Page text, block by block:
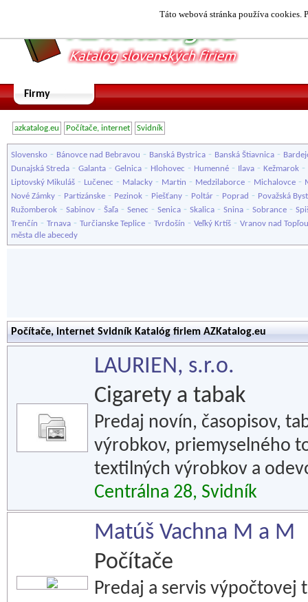
Táto webová stránka používa cookies.
Firmy
azkatalog.eu Počítače, internet Svidník
Slovensko - Bánovce nad Bebravou - Banská Bystrica - Banská Štiavnica -
Dunajská Streda - Galanta - Gelnica - Hlohovec - Humenné - Ilava - Kežmarok -
Liptovský Mikuláš - Lučenec - Malacky - Martin - Medzilaborce - Michalovce -
Nové Zámky - Partizánske - Pezinok - Piešťany - Poltár - Poprad - Považská
Ružomberok - Sabinov - Šaľa - Senec - Senica - Skalica - Snina - Sobrance -
Trenčín - Trnava - Turčianske Teplice - Tvrdošín - Veľký Krtíš - Vranov nad Topľou
města dle abecedy
Počítače, internet Svidník Katalóg firiem AZKatalog.eu
LAURIEN, s.r.o.
Cigarety a tabak
Predaj novín, časopisov,
výrobkov, priemyselného
textilných výrobkov a
Centrálna 28, Svidník
Matúš Vachna M a M
Počítače
Predaj a servis výpočtovej